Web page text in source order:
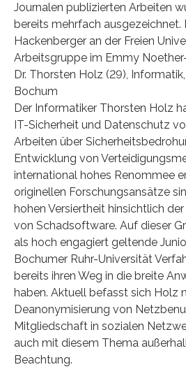
Journalen publizierten Arbeiten
bereits mehrfach ausgezeichnet.
Hackenberger an der Freien
Arbeitsgruppe im Emmy
Dr. Thorsten Holz (29),
Bochum
Der Informatiker Thorsten Holz
IT-Sicherheit und Datenschutz
Arbeiten über
Entwicklung von
international hohes Renommee
originellen Forschungsansätze
hohen Versiertheit hinsichtlich
von Schadsoftware. Auf dieser
als hoch engagiert geltende
Bochumer Ruhr-Universität
bereits ihren Weg in die breite
haben. Aktuell befasst sich Holz
Deanonymisierung von
Mitgliedschaft in sozialen
auch mit diesem Thema
Beachtung.